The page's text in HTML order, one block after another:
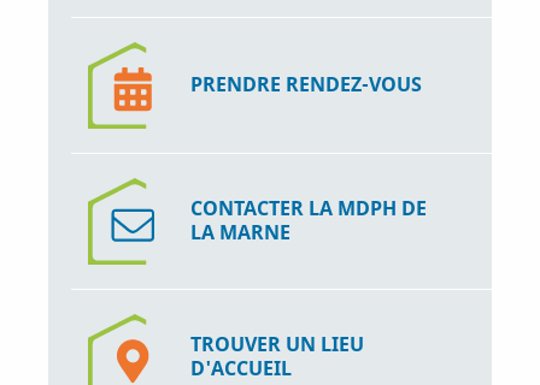
F
a
e
o
k
T
w
i
t
e
L
i
n
k
d
n
PRENDRE RENDEZ-VOUS
CONTACTER LA MDPH DE
LA MARNE
TROUVER UN LIEU
D'ACCUEIL